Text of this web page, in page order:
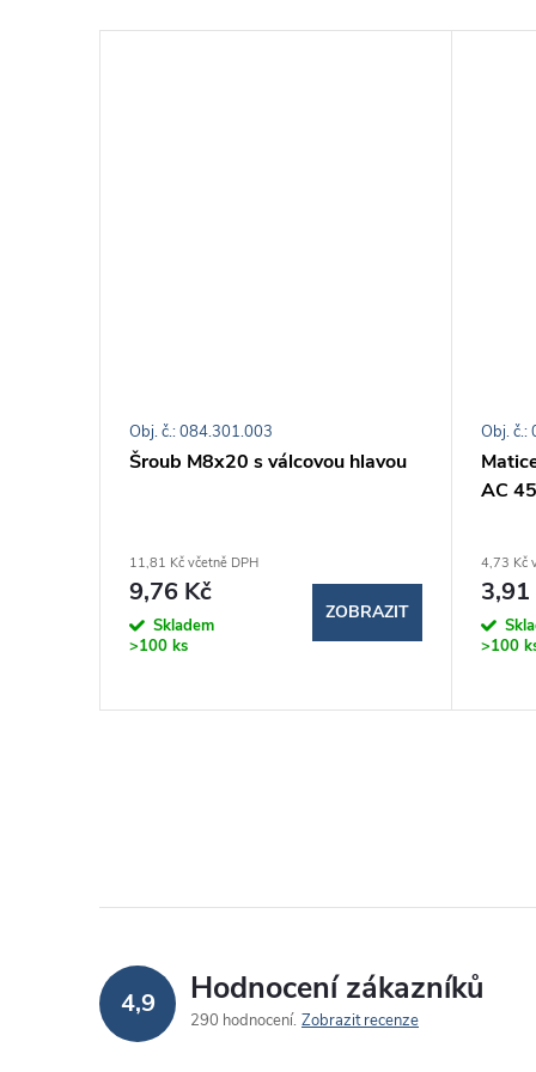
Šroub M8x20 s válcovou hlavou
11,81 Kč včetně DPH
9,76 Kč
Skladem
>100 ks
ZOBRAZIT
Obj. č.: 084.301.003
AC
4,73 Kč
3,91
>100
Obj. č.:
4,9 Hodnocení zákazníků
290 hodnocení Zobrazit recenze